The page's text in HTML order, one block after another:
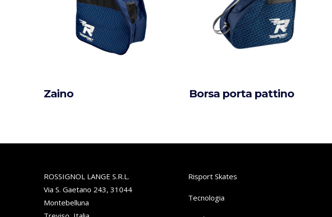
Zaino Borsa porta pattino
ROSSIGNOL LANGE S.R.L.
Via S. Gaetano 243, 31044
Montebelluna
Risport Skates
Tecnologia